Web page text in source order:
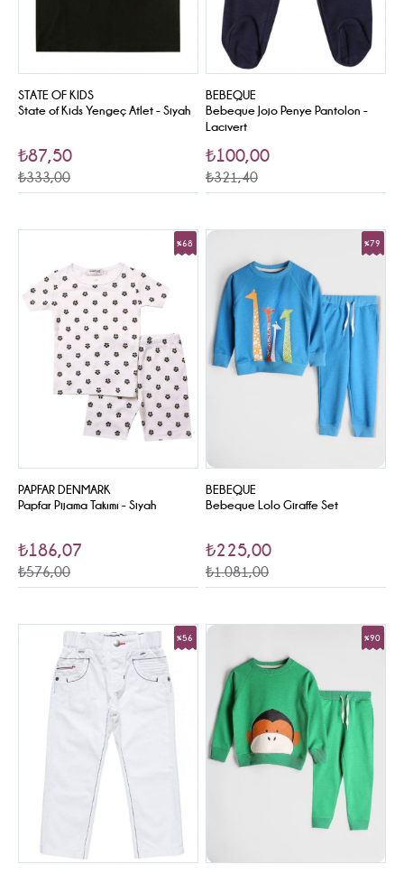
STATE OF KIDS
State of Kids Yengeç Atlet - Siyah
₺87,50
₺333,00
BEBEQUE
Bebeque Jojo Penye Pantolon -
Lacivert
₺100,00
₺321,40
PAPFAR DENMARK
Papfar Pijama Takımı - Siyah
₺186,07
₺576,00
%68
BEBEQUE
Bebeque Lolo Giraffe Set
₺225,00
₺1.081,00
%79
%56 %90